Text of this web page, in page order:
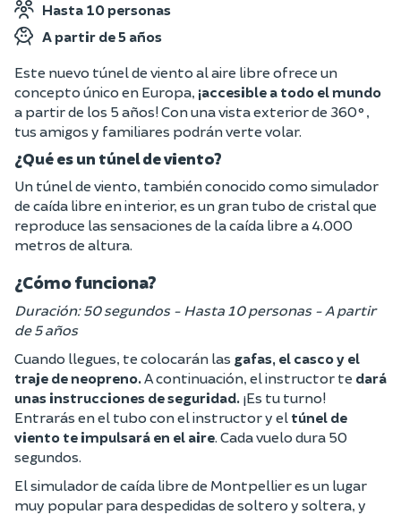
Hasta 10 personas
A partir de 5 años
Este nuevo túnel de viento al aire libre ofrece un
concepto único en Europa, ¡accesible a todo el mundo
a partir de los 5 años!Con una vista exterior de 360°,
tus amigos y familiares podrán verte volar.
¿Qué es un túnel de viento?
Un túnel de viento, también conocido como simulador
de caída libre en interior, es un gran tubo de cristal que
reproduce las sensaciones de la caída libre a 4.000
metros de altura.
¿Cómo funciona?
Duración: 50 segundos - Hasta 10 personas - A partir
de 5 años
Cuando llegues, te colocarán las gafas, el casco y el
traje de neopreno.A continuación, el instructor te dará
unas instrucciones de seguridad. ¡Es tu turno!
Entrarás en el tubo con el instructor y el túnel de
viento te impulsará en el aire. Cada vuelo dura 50
segundos.
El simulador de caída libre de Montpellier es un lugar
muy popular para despedidas de soltero y soltera, y